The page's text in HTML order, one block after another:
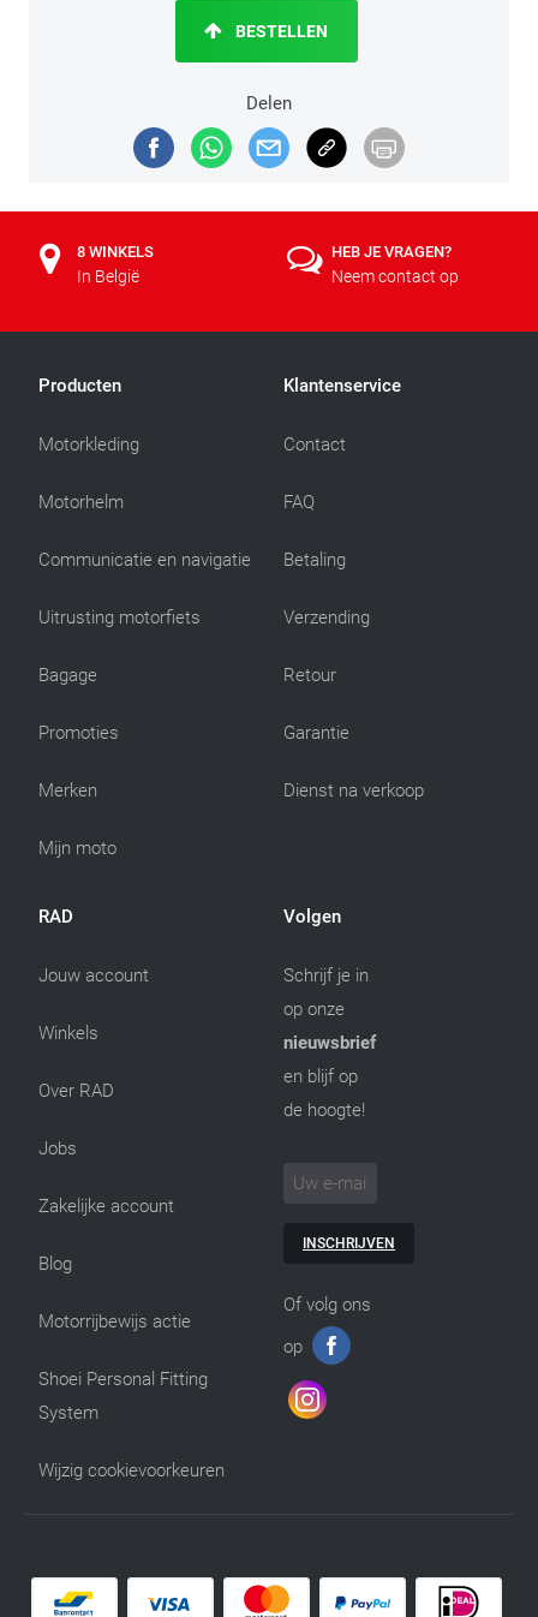
Delen
BESTELLEN
8 WINKELS
In België
HEB JE VRAGEN?
Neem contact op
Producten
Motorkleding
Motorhelm
Communicatie en navigatie
Uitrusting motorfiets
Bagage
Promoties
Merken
Mijn moto
Klantenservice
Contact
FAQ
Betaling
Verzending
Retour
Garantie
Dienst na verkoop
RAD
Jouw account
Winkels
Over RAD
Jobs
Zakelijke account
Blog
Motorrijbewijs actie
Shoei Personal Fitting
System
Wijzig cookievoorkeuren
Volgen
Schrijf je in
op onze
nieuwsbrief
en blijf op
de hoogte!
INSCHRIJVEN
Of volg ons
op